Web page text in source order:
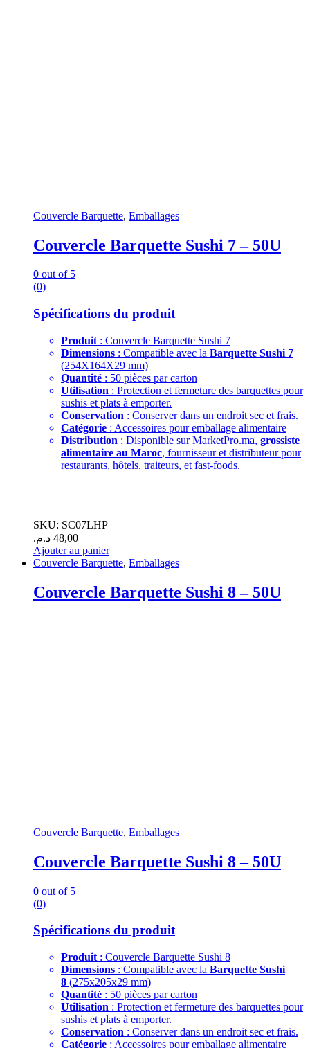
Couvercle Barquette, Emballages
Couvercle Barquette Sushi 7 – 50U
0 out of 5
(0)
Spécifications du produit
Produit : Couvercle Barquette Sushi 7
Dimensions : Compatible avec la Barquette Sushi 7
(254X164X29 mm)
Quantité : 50 pièces par carton
Utilisation : Protection et fermeture des barquettes pour
sushis et plats à emporter.
Conservation : Conserver dans un endroit sec et frais.
Catégorie : Accessoires pour emballage alimentaire
Distribution : Disponible sur MarketPro.ma, grossiste
alimentaire au Maroc, fournisseur et distributeur pour
restaurants, hôtels, traiteurs, et fast-foods.
SKU: SC07LHP
48,00 د.م.
Ajouter au panier
Couvercle Barquette, Emballages
Couvercle Barquette Sushi 8 – 50U
Couvercle Barquette, Emballages
Couvercle Barquette Sushi 8 – 50U
0 out of 5
(0)
Spécifications du produit
Produit : Couvercle Barquette Sushi 8
Dimensions : Compatible avec la Barquette Sushi
8 (275x205x29 mm)
Quantité : 50 pièces par carton
Utilisation : Protection et fermeture des barquettes pour
sushis et plats à emporter.
Conservation : Conserver dans un endroit sec et frais.
Catégorie : Accessoires pour emballage alimentaire